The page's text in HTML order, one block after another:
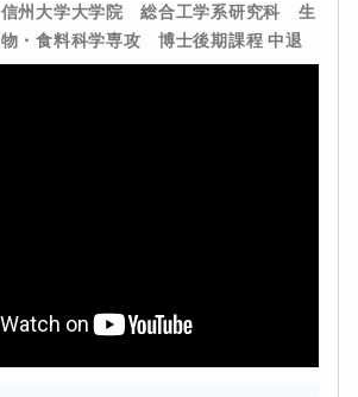
信州大学大学院　総合工学系研究科　生
物・食料科学専攻　博士後期課程 中退